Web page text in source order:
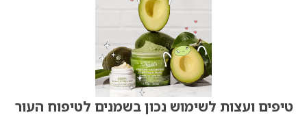
טיפים ועצות לשימוש נכון בשמנים לטיפוח העור